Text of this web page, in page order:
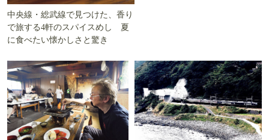
中央線・総武線で見つけた、香り
で旅する4軒のスパイスめし 夏
に食べたい懐かしさと驚き